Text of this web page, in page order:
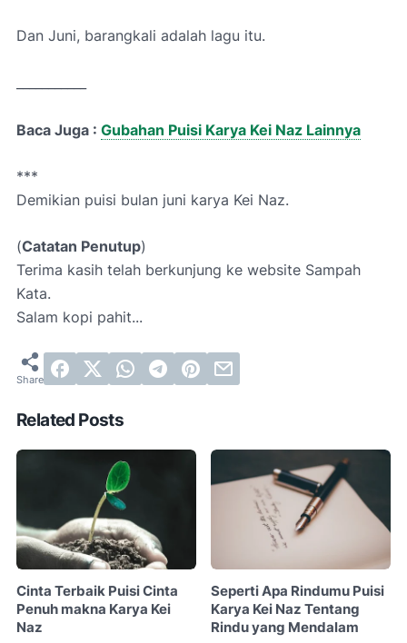
Dan Juni, barangkali adalah lagu itu.
Baca Juga : Gubahan Puisi Karya Kei Naz Lainnya
***
Demikian puisi bulan juni karya Kei Naz.
(Catatan Penutup)
Terima kasih telah berkunjung ke website Sampah
Kata.
Salam kopi pahit...
Related Posts
Cinta Terbaik Puisi Cinta
Penuh makna Karya Kei
Naz
Seperti Apa Rindumu Puisi
Karya Kei Naz Tentang
Rindu yang Mendalam